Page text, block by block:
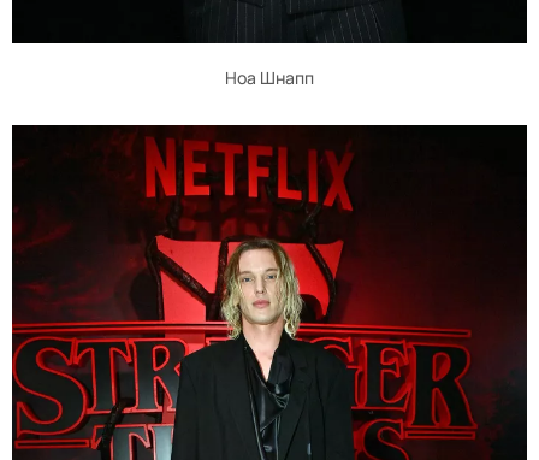
Ноа Шнапп